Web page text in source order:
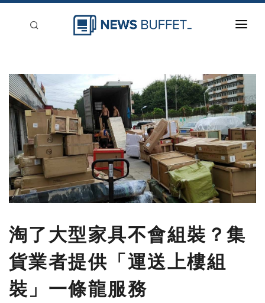
新聞稿分類
登入
刊登
淘了大型家具不會組裝？集
貨業者提供「運送上樓組
裝」一條龍服務